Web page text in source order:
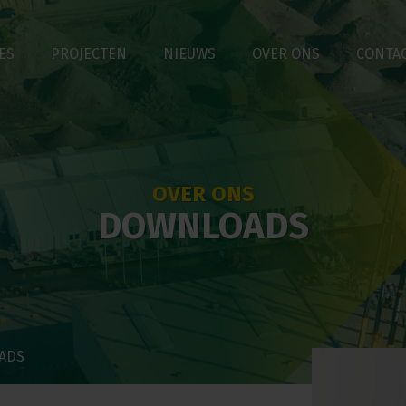
PROJECTEN NIEUWS OVER ONS
OVER ONS
DOWNLOADS